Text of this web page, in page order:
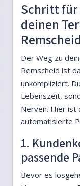
Schritt für
deinen
Remscheid
Der Weg zu
Remscheid ist
unkompliziert.
Lebenszeit,
Nerven. Hier ist
automatisierte
1.
passende
Bevor es